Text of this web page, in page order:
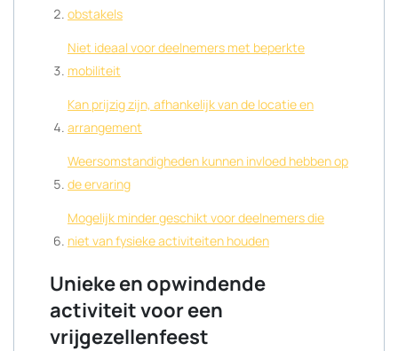
obstakels
Niet ideaal voor deelnemers met beperkte
mobiliteit
Kan prijzig zijn, afhankelijk van de locatie en
arrangement
Weersomstandigheden kunnen invloed hebben op
de ervaring
Mogelijk minder geschikt voor deelnemers die
niet van fysieke activiteiten houden
Unieke en opwindende
activiteit voor een
vrijgezellenfeest